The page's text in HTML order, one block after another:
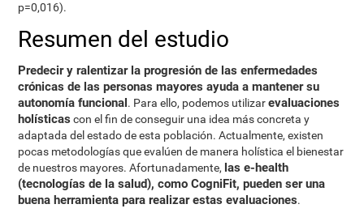
p=0,016).
Resumen del estudio
Predecir y ralentizar la progresión de las enfermedades
crónicas de las personas mayores ayuda a mantener su
autonomía funcional. Para ello, podemos utilizarevaluaciones
holísticas con el fin de conseguir una idea más concreta y
adaptada del estado de esta población. Actualmente, existen
pocas metodologías que evalúen de manera holística el bienestar
de nuestros mayores. Afortunadamente, las e-health
(tecnologías de la salud), como CogniFit, pueden ser una
buena herramienta para realizar estas evaluaciones.